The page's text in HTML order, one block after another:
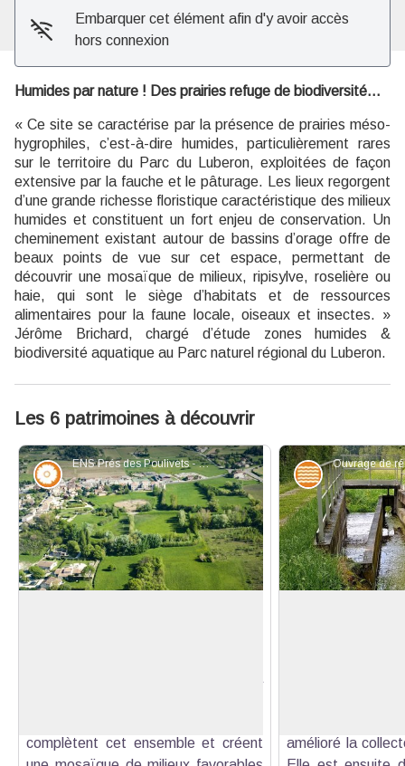
Embarquer cet élément afin d'y avoir accès
hors connexion
Humides par nature ! Des prairies refuge de biodiversité...
« Ce site se caractérise par la présence de prairies méso-
hygrophiles, c’est-à-dire humides, particulièrement rares
sur le territoire du Parc du Luberon, exploitées de façon
extensive par la fauche et le pâturage. Les lieux regorgent
d’une grande richesse floristique caractéristique des milieux
humides et constituent un fort enjeu de conservation. Un
cheminement existant autour de bassins d’orage offre de
beaux points de vue sur cet espace, permettant de
découvrir une mosaïque de milieux, ripisylve, roselière ou
haie, qui sont le siège d’habitats et de ressources
alimentaires pour la faune locale, oiseaux et insectes. »
Jérôme Brichard, chargé d’étude zones humides &
biodiversité aquatique au Parc naturel régional du Luberon.
Les 6 patrimoines à découvrir
ENS Prés des Poulivets - ©Jérome Brichard - PNR Luberon
Flore
complètent cet ensemble et créent
Eaux et
amélioré la